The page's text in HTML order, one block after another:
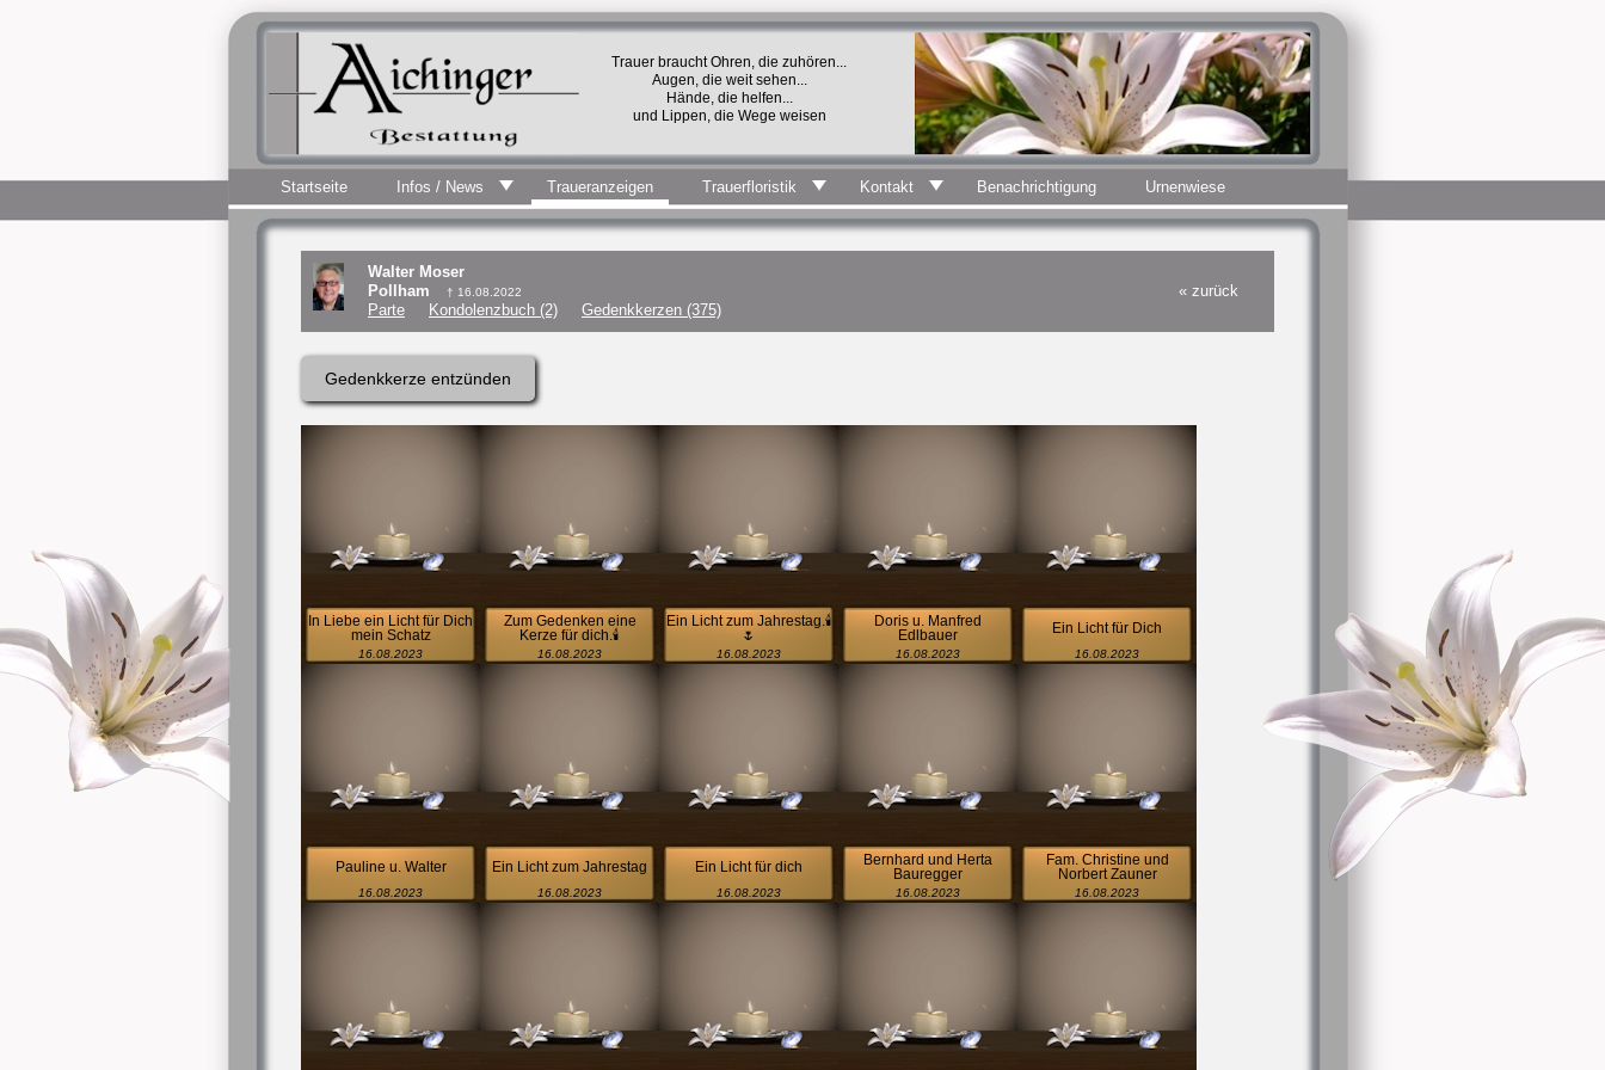
Startseite Infos / News Traueranzeigen Trauerfloristik Kontakt Benachrichtigung Urnenwiese
Walter Moser
Pollham
† 16.08.2022
« zurück
Parte
Kondolenzbuch (2) Gedenkkerzen (375)
Gedenkkerze entzünden
In Liebe ein Licht für Dich
mein Schatz
16.08.2023
Zum Gedenken eine
Kerze für dich.🕯
16.08.2023
Ein Licht zum Jahrestag.🕯
🌷
16.08.2023
Doris u. Manfred
Edlbauer
16.08.2023
Ein Licht für Dich
16.08.2023
Pauline u. Walter
16.08.2023
Ein Licht zum Jahrestag
16.08.2023
Ein Licht für dich
16.08.2023
Bernhard und Herta
Bauregger
16.08.2023
Fam. Christine und
Norbert Zauner
16.08.2023
Trauer braucht Ohren, die zuhören...
Augen, die weit sehen...
Hände, die helfen...
und Lippen, die Wege weisen